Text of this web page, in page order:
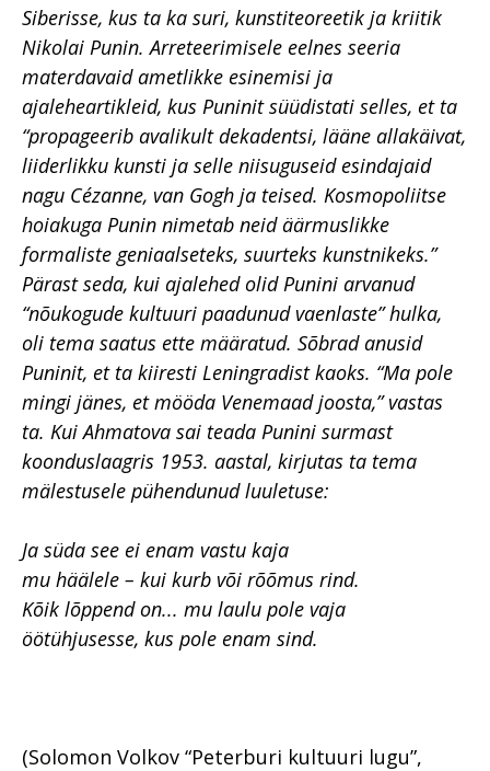
Siberisse, kus ta ka suri, kunstiteoreetik ja kriitik
Nikolai Punin. Arreteerimisele eelnes seeria
materdavaid ametlikke esinemisi ja
ajaleheartikleid, kus Puninit süüdistati selles, et ta
“propageerib avalikult dekadentsi, lääne allakäivat,
liiderlikku kunsti ja selle niisuguseid esindajaid
nagu Cézanne, van Gogh ja teised. Kosmopoliitse
hoiakuga Punin nimetab neid äärmuslikke
formaliste geniaalseteks, suurteks kunstnikeks.”
Pärast seda, kui ajalehed olid Punini arvanud
“nõukogude kultuuri paadunud vaenlaste” hulka,
oli tema saatus ette määratud. Sõbrad anusid
Puninit, et ta kiiresti Leningradist kaoks. “Ma pole
mingi jänes, et mööda Venemaad joosta,” vastas
ta. Kui Ahmatova sai teada Punini surmast
koonduslaagris 1953. aastal, kirjutas ta tema
mälestusele pühendunud luuletuse:
Ja süda see ei enam vastu kaja
mu häälele – kui kurb või rõõmus rind.
Kõik lõppend on... mu laulu pole vaja
öötühjusesse, kus pole enam sind.
(Solomon Volkov “Peterburi kultuuri lugu”,